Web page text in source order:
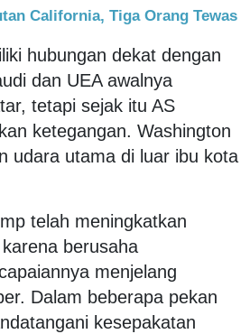
California, Tiga Orang Tewas
hubungan dekat dengan
dan UEA awalnya
tetapi sejak itu AS
ketegangan. Washington
udara utama di luar ibu kota
telah meningkatkan
berusaha
menjelang
Dalam beberapa pekan
kesepakatan